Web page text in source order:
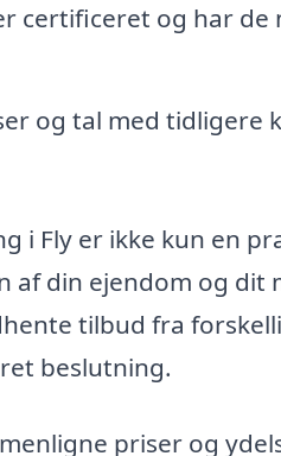
certificeret og har
og tal med tidligere
i Fly er ikke kun en
af din ejendom og dit
tilbud fra
beslutning.
priser og